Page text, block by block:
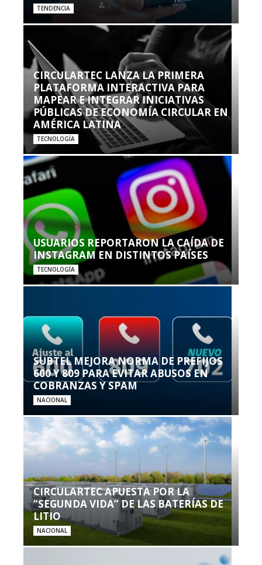
TENDENCIA
CIRCULARTEC LANZA LA PRIMERA
PLATAFORMA INTERACTIVA PARA
MAPEAR E INTEGRAR INICIATIVAS
PÚBLICAS DE ECONOMÍA CIRCULAR EN
AMÉRICA LATINA
TECNOLOGÍA
USUARIOS REPORTARON LA CAÍDA DE
INSTAGRAM EN DISTINTOS PAÍSES
TECNOLOGÍA
SUBTEL MEJORA NORMA DE PREFIJOS
600 Y 809 PARA EVITAR ABUSOS EN
COBRANZAS Y SPAM
NACIONAL
CIRCULARTEC APUESTA POR LA
“SEGUNDA VIDA” DE LAS BATERÍAS DE
LITIO
NACIONAL